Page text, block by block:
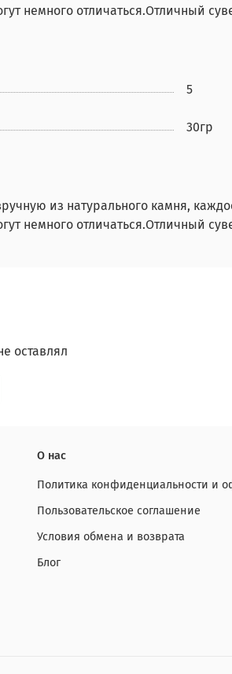
немного отличаться.Отличный
5
30гр
из натурального камня,
немного отличаться.Отличный
оставлял
О нас
Политика конфиденциальности и
Пользовательское соглашение
Условия обмена и возврата
Блог